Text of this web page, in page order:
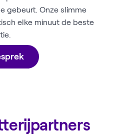
gebeurt. Onze slimme
elke minuut de beste